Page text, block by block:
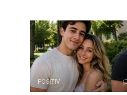
POSITIV